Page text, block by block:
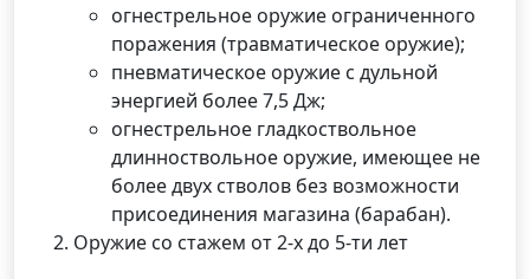
огнестрельное оружие ограниченного
поражения (травматическое оружие);
пневматическое оружие с дульной
энергией более 7,5 Дж;
огнестрельное гладкоствольное
длинноствольное оружие, имеющее не
более двух стволов без возможности
присоединения магазина (барабан).
Оружие со стажем от 2-х до 5-ти лет